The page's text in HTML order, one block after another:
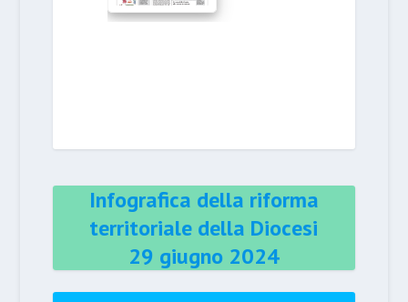
Infografica della riforma
territoriale della Diocesi
29 giugno 2024